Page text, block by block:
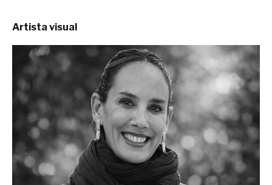
Artista visual